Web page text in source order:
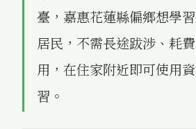
臺，嘉惠花蓮縣偏鄉想學
居民，不需長途跋涉、耗
用，在住家附近即可使用
習。